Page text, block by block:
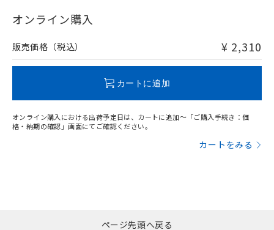
在庫等で未対応品が混在する可能性があります。
問い合わせください。
オンライン購入
販売価格（税込） ¥ 2,310
カートに追加
オンライン購入における出荷予定日は、カートに追加～「ご購入手続き：価
格・納期の確認」画面にてご確認ください。
カートをみる
ページ先頭へ戻る